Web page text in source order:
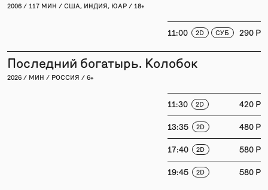
2006 / 117 МИН / США, ИНДИЯ, ЮАР / 18+
11:00 2D СУБ 290 P
Последний богатырь. Колобок
2026 / МИН / РОССИЯ / 6+
11:30 2D 420 P
13:35 2D 480 P
17:40 2D 580 P
19:45 2D 580 P